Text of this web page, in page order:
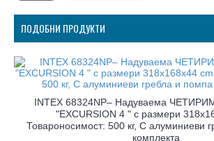
ПОДОБНИ ПРОДУКТИ
INTEX 68324NP– Надуваема
"EXCURSION 4 " с размери
Товароносимост: 500 кг, С алуминиеви
комплекта